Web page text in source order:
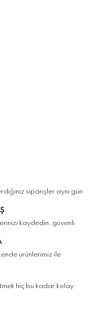
siparişler aynı gün
kaydedin, güvenli
ürünlerimiz ile
hiç bu kadar kolay